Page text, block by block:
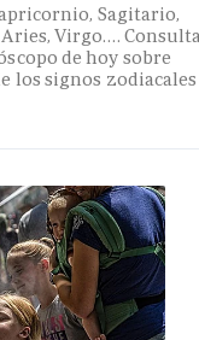
Sagitario,
Virgo….
de hoy sobre
los signos zodiacales